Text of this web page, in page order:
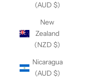
(AUD $)
New
Zealand
(NZD $)
Nicaragua
(AUD $)